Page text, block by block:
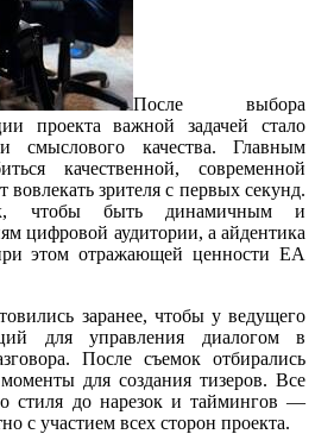
После выбора
проекта важной задачей стало
смыслового качества. Главным
качественной, современной
вовлекать зрителя с первых секунд.
чтобы быть динамичным и
цифровой аудитории, а айдентика
этом отражающей ценности EA
заранее, чтобы у ведущего
для управления диалогом в
После съемок отбирались
для создания тизеров. Все
стиля до нарезок и таймингов —
с участием всех сторон проекта.